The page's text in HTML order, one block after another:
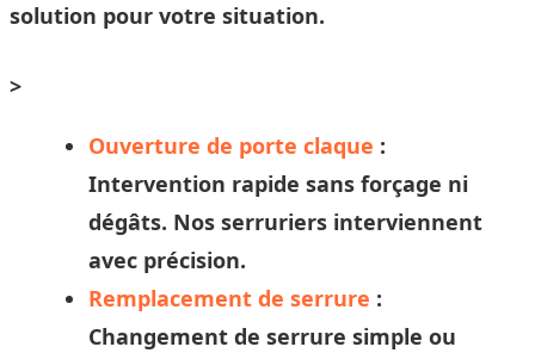
solution pour votre situation.
>
Ouverture de porte claque :
Intervention rapide sans forçage ni
dégâts. Nos serruriers interviennent
avec précision.
Remplacement de serrure :
Changement de serrure simple ou